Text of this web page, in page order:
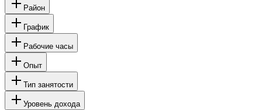
Район
График
Рабочие часы
Опыт
Тип занятости
Уровень дохода